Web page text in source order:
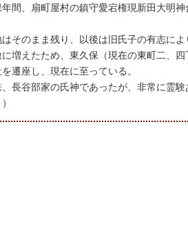
間、扇町屋村の鎮守愛宕権現新田大明
そのまま残り、以後は旧氏子の有志に
増えたため、東久保（現在の東町二、四
遷座し、現在に至っている。
長谷部家の氏神であったが、非常に霊